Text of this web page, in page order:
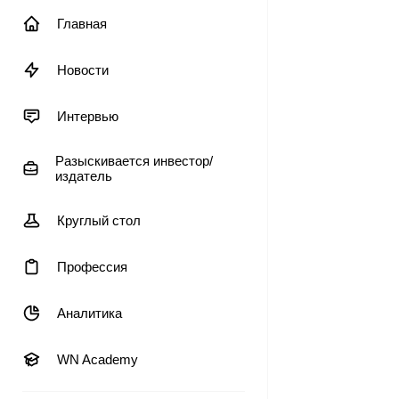
Главная
Новости
Интервью
Разыскивается инвестор/
издатель
Круглый стол
Профессия
Аналитика
WN Academy